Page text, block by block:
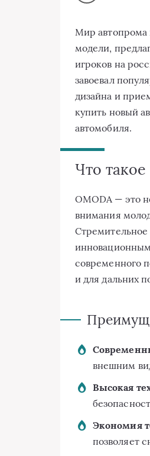
Мир автопрома
модели,
игроков на
завоевал
дизайна и
купить новый
автомобиля.
Что
OMODA — это
внимания
Стремительное
современного
и для дальних
внешним
Высокая
Экономия
позволяет